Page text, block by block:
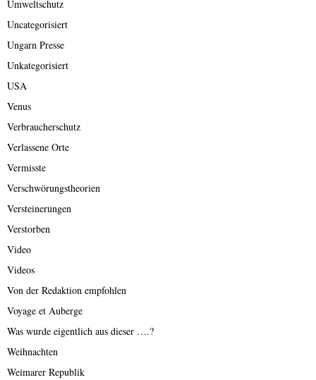
Umweltschutz
Uncategorisiert
Ungarn Presse
Unkategorisiert
USA
Venus
Verbraucherschutz
Verlassene Orte
Vermisste
Verschwörungstheorien
Versteinerungen
Verstorben
Video
Videos
Von der Redaktion empfohlen
Voyage et Auberge
Was wurde eigentlich aus dieser ….?
Weihnachten
Weimarer Republik